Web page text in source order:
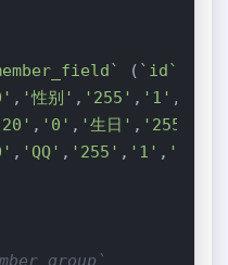
( `id`
, '性别' , '255' , '1' ,
, '0' , '生日' , '255'
, 'QQ' , '255' , '1' ,